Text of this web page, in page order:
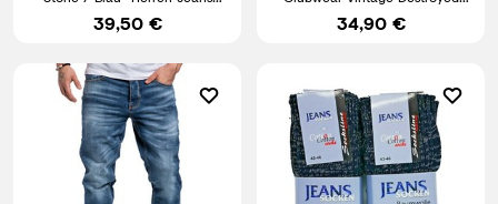
Hose von STOOKER Brands
39,50 €
Taschen W29-W44 RC-2009
34,90 €